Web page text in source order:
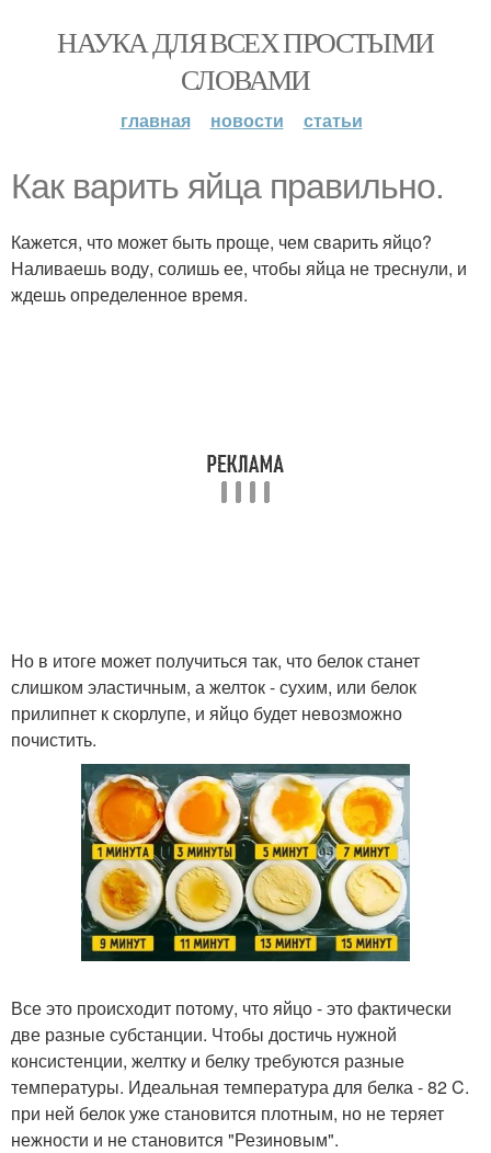
НАУКА ДЛЯ ВСЕХ ПРОСТЫМИ
СЛОВАМИ
главная новости статьи
Как варить яйца правильно.
Кажется, что может быть проще, чем сварить яйцо?
Наливаешь воду, солишь ее, чтобы яйца не треснули, и
ждешь определенное время.
Но в итоге может получиться так, что белок станет
слишком эластичным, а желток - сухим, или белок
прилипнет к скорлупе, и яйцо будет невозможно
почистить.
Все это происходит потому, что яйцо - это фактически
две разные субстанции. Чтобы достичь нужной
консистенции, желтку и белку требуются разные
температуры. Идеальная температура для белка - 82 C.
при ней белок уже становится плотным, но не теряет
нежности и не становится "Резиновым".